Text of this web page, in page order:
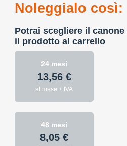
Noleggialo così:
Potrai scegliere il
il prodotto al carrello
24 mesi
13,56 €
al mese + IVA
48 mesi
8,05 €